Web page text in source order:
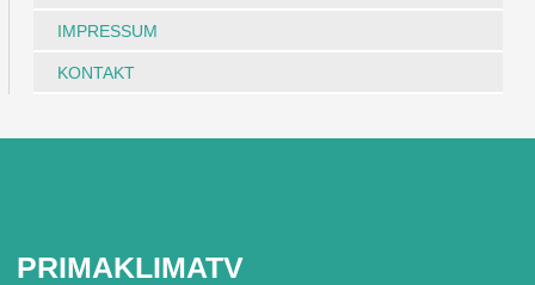
IMPRESSUM
KONTAKT
PRIMAKLIMATV